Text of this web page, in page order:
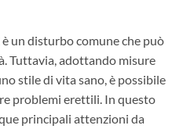
è un disturbo comune che può
Tuttavia, adottando misure
stile di vita sano, è possibile
problemi erettili. In questo
principali attenzioni da